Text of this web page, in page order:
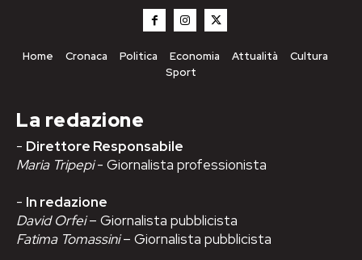
Home Cronaca Politica Economia Attualità
Cultura
Sport
La redazione
- Direttore Responsabile
Maria Tripepi- Giornalista professionista
- In redazione
David Orfei– Giornalista pubblicista
Fatima Tomassini– Giornalista pubblicista